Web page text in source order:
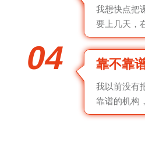
我想快点把
要上几天，
04 靠不靠
我以前没有
靠谱的机构